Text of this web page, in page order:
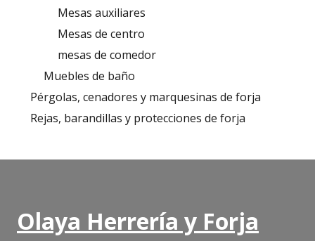
Mesas auxiliares
Mesas de centro
mesas de comedor
Muebles de baño
Pérgolas, cenadores y marquesinas de forja
Rejas, barandillas y protecciones de forja
Olaya Herrería y Forja